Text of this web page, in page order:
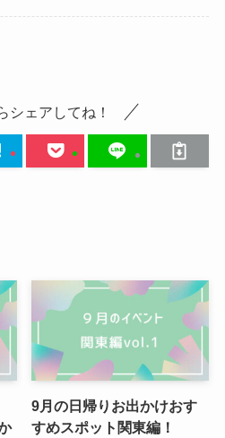
シェアしてね！
9月の日帰りお出かけおす
すめスポット関東編！